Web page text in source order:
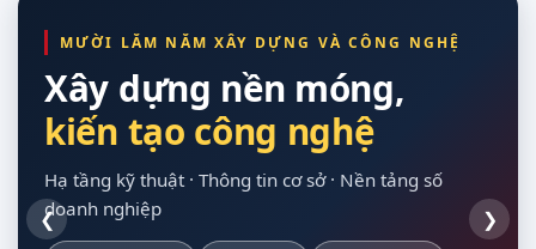
MƯỜI LĂM NĂM XÂY DỰNG VÀ CÔNG NGHỆ
Xây dựng nền móng,
kiến tạo công nghệ
Hạ tầng kỹ thuật · Thông tin cơ sở · Nền tảng số
doanh nghiệp
hạ tầng kỹ thuật
quan sát được hiện
trường
cho doanh nghiệp
vòng đời dự án
❮ ❯